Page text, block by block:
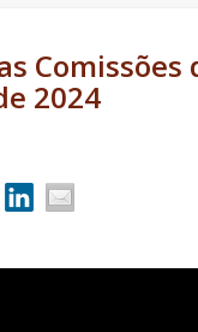
Comissões
2024